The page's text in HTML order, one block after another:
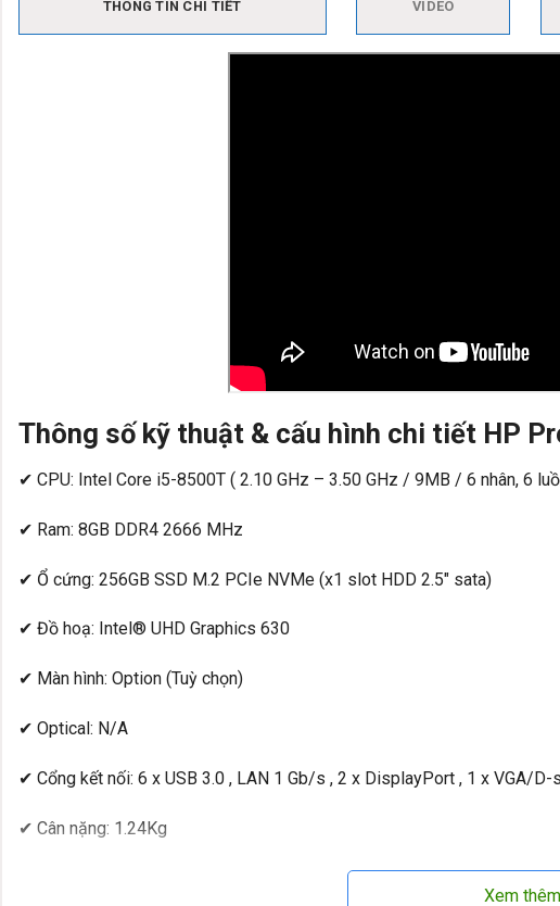
THÔNG TIN CHI TIẾT VIDEO
Thông số kỹ thuật & cấu hình chi tiết HP
✔ CPU: Intel Core i5-8500T ( 2.10 GHz – 3.50 GHz / 9MB / 6 nhân, 6
✔ Ram: 8GB DDR4 2666 MHz
✔ Ổ cứng: 256GB SSD M.2 PCIe NVMe (x1 slot HDD 2.5″ sata)
✔ Đồ hoạ: Intel® UHD Graphics 630
✔ Màn hình: Option (Tuỳ chọn)
✔ Optical: N/A
✔ Cổng kết nối: 6 x USB 3.0 , LAN 1 Gb/s , 2 x DisplayPort , 1 x VGA/D-
✔ Cân nặng: 1.24Kg
Xem thêm